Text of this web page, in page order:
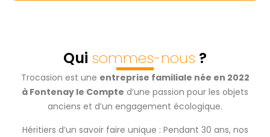
Qui sommes-nous ?
Trocasion est une entreprise familiale née en 2022
à Fontenay le Compte d’une passion pour les objets
anciens et d’un engagement écologique.
Héritiers d’un savoir faire unique : Pendant 30 ans, nos